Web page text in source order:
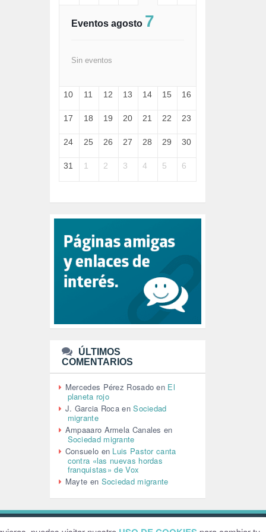
FELICIDAD (1)
FRANCISCO (5)
HUGO ZÁRATE (30)
I A (2)
INDEPENDENCIA (15)
INTELIGENCIA ARTIFICIAL (1)
JANE GOODDALL (1)
JAZZ (1)
JÓVENES (28)
JUSTICIA (13)
LEÓN XIV (5)
LGTBI (1)
MEMORIA HISTÓRICA (232)
MONARQUÍA (26)
NATURALEZA (1)
PALESTINA (8)
PARTICIPACIÓN CIUDADANA (392)
PAZ (2)
PENSIONES (12)
PEPE MUJICA (2)
PESCADORES (1)
POBREZA (2)
POLÍTICA INTERNACIONAL (366)
POLÍTICA VALENCIA (357)
Eventos agosto 7
Sin eventos
10 11 12 13 14 15 16
17 18 19 20 21 22 23
24 25 26 27 28 29 30
31 1 2 3 4 5 6
ÚLTIMOS
COMENTARIOS
Mercedes Pérez Rosado en El
planeta rojo
J. Garcia Roca enSociedad
migrante
Ampaaaro Armela Canales en
Sociedad migrante
Consuelo en Luis Pastor canta
contra «las nuevas hordas
franquistas» de Vox
Mayte en Sociedad migrante